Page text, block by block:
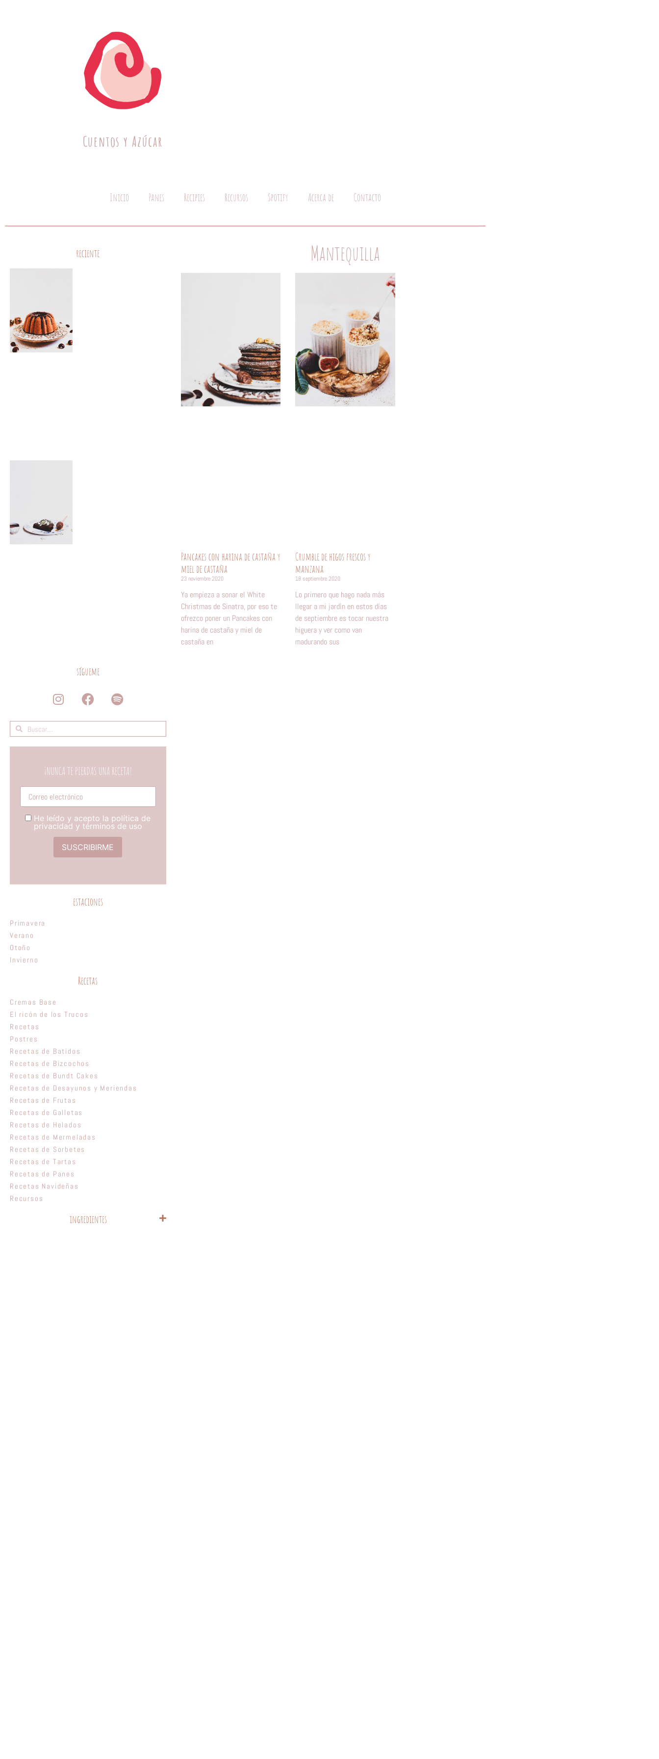
Cuentos y Azúcar
Inicio Panes Recipies Recursos Spotify Acerca de Contacto
reciente
sígueme
¡NUNCA TE PIERDAS UNA RECETA!
Tú correo electronico
He leído y acepto la política de
privacidad y términos de uso
estaciones
Primavera
Verano
Otoño
Invierno
Recetas
Cremas Base
El ricón de los Trucos
Recetas
Postres
Recetas de Batidos
Recetas de Bizcochos
Recetas de Bundt Cakes
Recetas de Desayunos y Meriendas
Recetas de Frutas
Recetas de Galletas
Recetas de Helados
Recetas de Mermeladas
Recetas de Sorbetes
Recetas de Tartas
Recetas de Panes
Recetas Navideñas
Recursos
ingredientes
Mantequilla
Pancakes con harina de castaña y
miel de castaña
23 noviembre 2020
Ya empieza a sonar el White
Christmas de Sinatra, por eso te
ofrezco poner un Pancakes con
harina de castaña y miel de
castaña en
Crumble de higos frescos y
manzana
18 septiembre 2020
Lo primero que hago nada más
llegar a mi jardín en estos días
de septiembre es tocar nuestra
higuera y ver como van
madurando sus